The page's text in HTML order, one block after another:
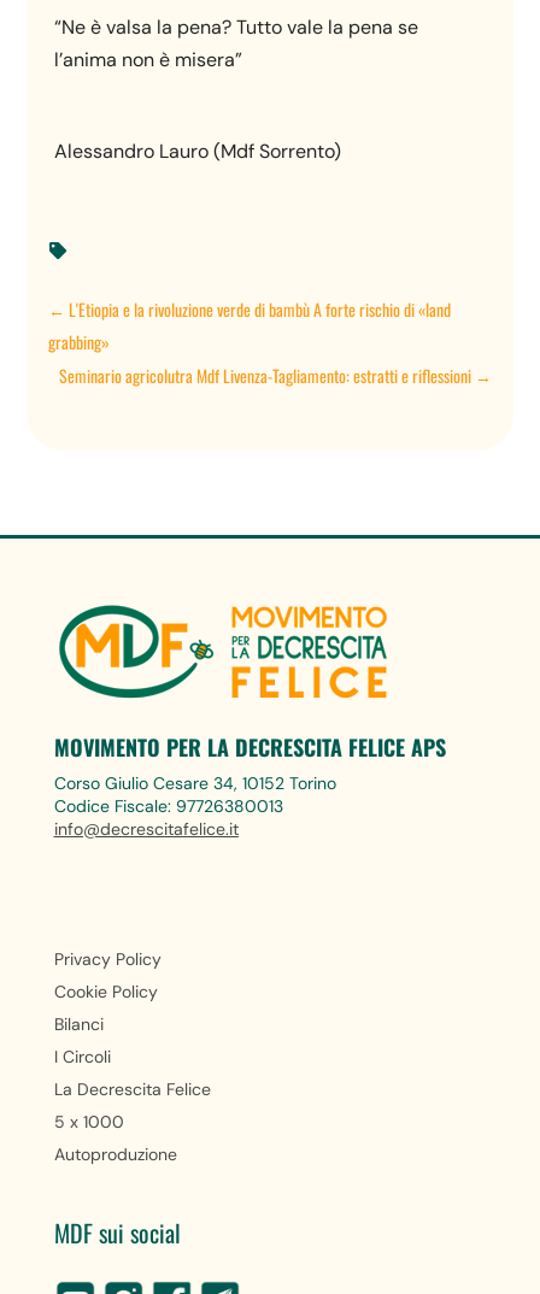
“Ne è valsa la pena? Tutto vale la pena se
l’anima non è misera”
Alessandro Lauro (Mdf Sorrento)

←L'Etiopia e la rivoluzione verde di bambù A forte rischio di «land
grabbing»
Seminario agricolutra Mdf Livenza-Tagliamento: estratti e riflessioni→
MOVIMENTO PER LA DECRESCITA FELICE APS
Corso Giulio Cesare 34, 10152 Torino
Codice Fiscale: 97726380013
info@decrescitafelice.it
Privacy Policy
Cookie Policy
Bilanci
I Circoli
La Decrescita Felice
5 x 1000
Autoproduzione
MDF sui social